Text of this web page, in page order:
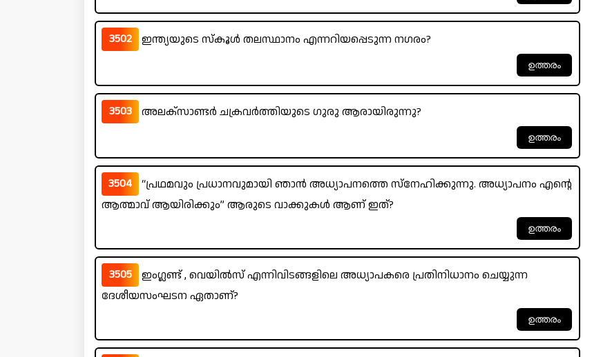
3502 ഇന്ത്യയുടെ സ്കൂൾ തലസ്ഥാനം എന്നറിയപ്പെടുന്ന നഗരം?
3503 അലക്സാണ്ടർ ചക്രവർത്തിയുടെ ഗുരു ആരായിരുന്നു?
3504
“പ്രഥമവും പ്രധാനവുമായി ഞാൻ അധ്യാപനത്തെ സ്നേഹിക്കുന്നു. അധ്യാപനം എന്റെ
ആത്മാവ് ആയിരിക്കും” ആരുടെ വാക്കുകൾ ആണ് ഇത്?
3505
ഇംഗ്ലണ്ട് , വെയിൽസ് എന്നിവിടങ്ങളിലെ അധ്യാപകരെ പ്രതിനിധാനം ചെയ്യുന്ന
ദേശീയസംഘടന ഏതാണ്?